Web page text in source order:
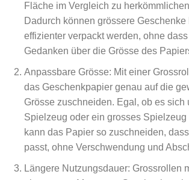
Fläche im Vergleich zu
Dadurch können grössere Geschenke
effizienter verpackt werden, ohne
Gedanken über die Grösse des
Anpassbare Grösse: Mit einer
das Geschenkpapier genau auf die
Grösse zuschneiden. Egal, ob es sich
Spielzeug oder ein grosses Spielzeug
kann das Papier so zuschneiden,
passt, ohne Verschwendung und
Längere Nutzungsdauer: Grossrollen